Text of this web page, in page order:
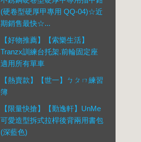
(硬卷型硬厚甲專用 QQ-04)☆近
期銷售最快☆...
【好物推薦】【索樂生活】
Tranzx訓練台托架.前輪固定座
適用所有單車
【熱賣款】【世一】ㄅㄆㄇ練習
簿
【限量快搶】【勤逸軒】UnMe
可愛造型拆式拉桿後背兩用書包
(深藍色)